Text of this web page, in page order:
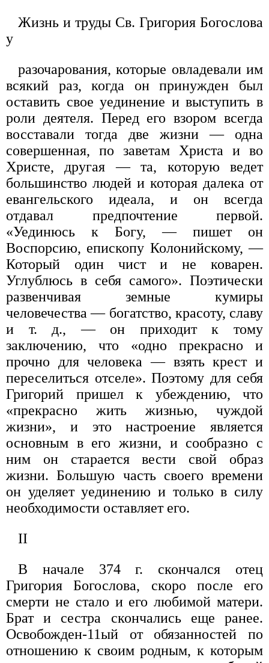
Жизнь и труды Св. Григория Богослова
у
разочарования, которые овладевали им
всякий раз, когда он принужден был
оставить свое уединение и выступить в
роли деятеля. Перед его взором всегда
восставали тогда две жизни — одна
совершенная, по заветам Христа и во
Христе, другая — та, которую ведет
большинство людей и которая далека от
евангельского идеала, и он всегда
отдавал предпочтение первой.
«Уединюсь к Богу, — пишет он
Воспорсию, епископу Колонийскому, —
Который один чист и не коварен.
Углублюсь в себя самого». Поэтически
развенчивая земные кумиры
человечества — богатство, красоту, славу
и т. д., — он приходит к тому
заключению, что «одно прекрасно и
прочно для человека — взять крест и
переселиться отселе». Поэтому для себя
Григорий пришел к убеждению, что
«прекрасно жить жизнью, чуждой
жизни», и это настроение является
основным в его жизни, и сообразно с
ним он старается вести свой образ
жизни. Большую часть своего времени
он уделяет уединению и только в силу
необходимости оставляет его.
II
В начале 374 г. скончался отец
Григория Богослова, скоро после его
смерти не стало и его любимой матери.
Брат и сестра скончались еще ранее.
Освобожден-11ый от обязанностей по
отношению к своим родным, к которым